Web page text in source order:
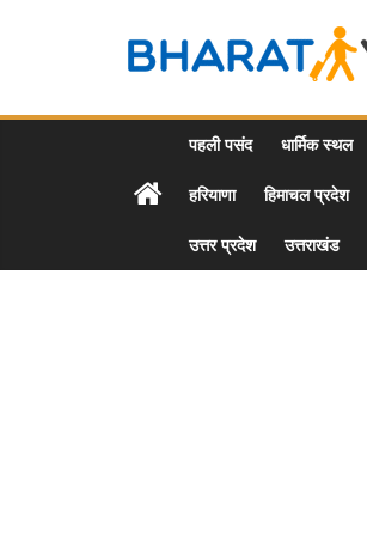
Bharat
Yatri
Tourist
पहली पसंद धार्मिक स्थल
हरियाणा हिमाचल प्रदेश
उत्तर प्रदेश उत्तराखंड